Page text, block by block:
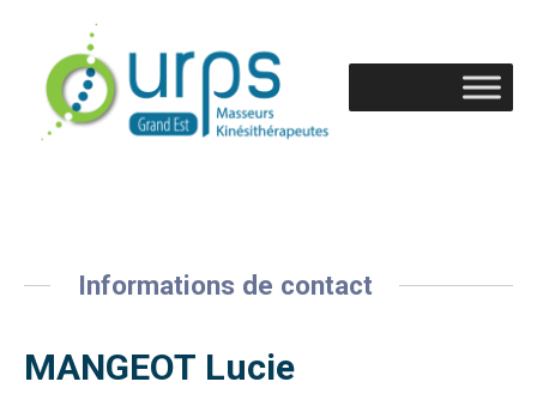
Informations de contact
MANGEOT Lucie